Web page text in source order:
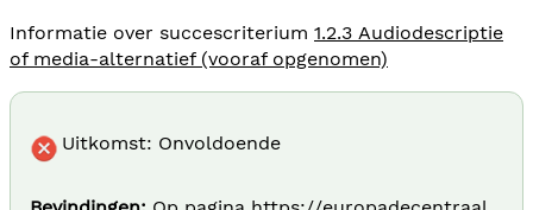
Informatie over succescriterium 1.2.3 Audiodescriptie
of media-alternatief (vooraf opgenomen)
Uitkomst: Onvoldoende